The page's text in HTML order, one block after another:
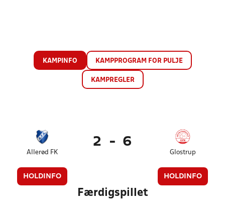
KAMPINFO KAMPPROGRAM FOR PULJE
KAMPREGLER
Allerød FK
HOLDINFO
2 - 6
Glostrup
HOLDINFO
Færdigspillet